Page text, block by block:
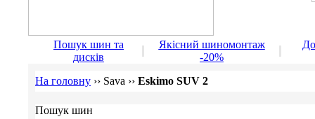
Пошук шин та
дисків
Якісний шиномонтаж
-20%
На головну ›› Sava ›› Eskimo SUV 2
Пошук шин